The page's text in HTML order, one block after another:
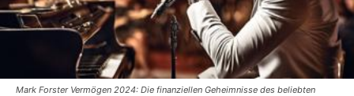
Mark Forster Vermögen 2024: Die finanziellen Geheimnisse des beliebten